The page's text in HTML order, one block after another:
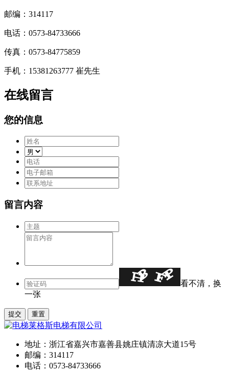
邮编：314117
电话：0573-84733666
传真：0573-84775859
手机：15381263777 崔先生
在线留言
您的信息
留言内容
看不清，换
一张
地址：浙江省嘉兴市嘉善县姚庄镇清凉大道15号
邮编：314117
电话：0573-84733666